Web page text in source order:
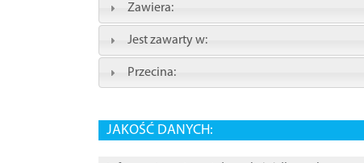
Zawiera:
Jest zawarty w:
Przecina:
JAKOŚĆ DANYCH: